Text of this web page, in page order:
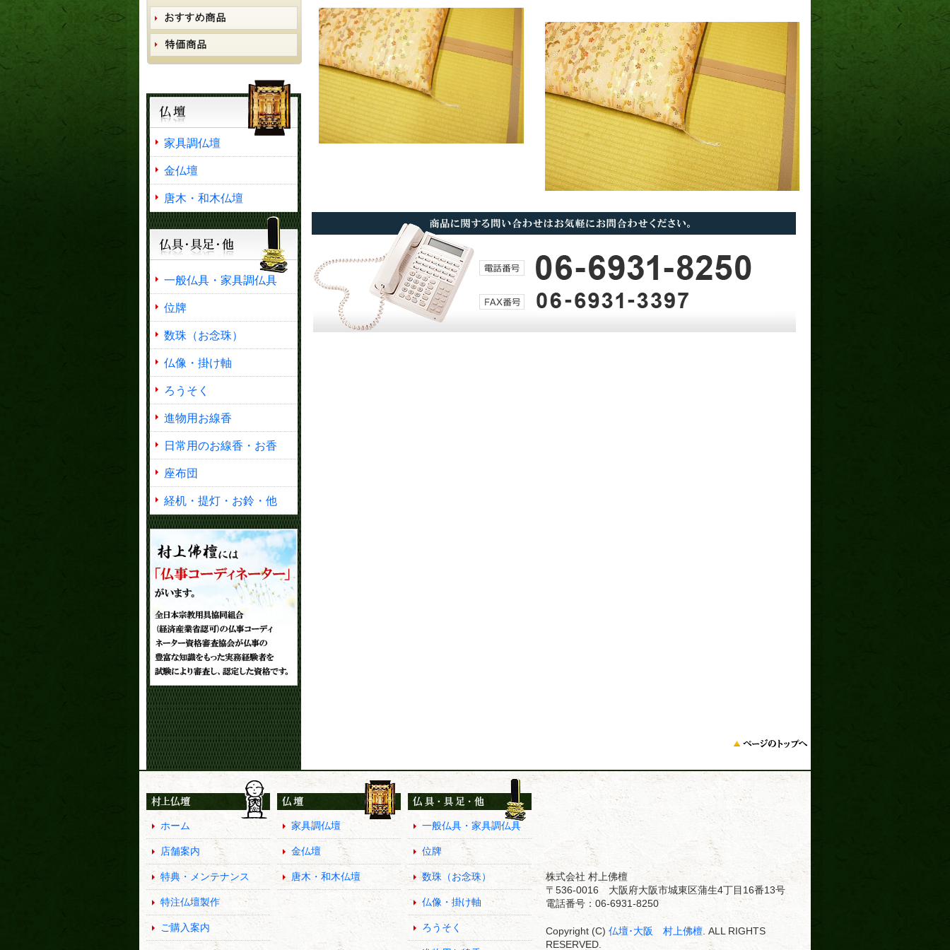
家具調仏壇
金仏壇
唐木・和木仏壇
一般仏具・家具調仏具
位牌
数珠（お念珠）
仏像・掛け軸
ろうそく
進物用お線香
日常用のお線香・お香
座布団
経机・提灯・お鈴・他
ホーム
店舗案内
特典・メンテナンス
特注仏壇製作
ご購入案内
家具調仏壇
金仏壇
唐木・和木仏壇
一般仏具・家具調仏具
位牌
数珠（お念珠）
仏像・掛け軸
ろうそく
株式会社 村上佛檀
〒536-0016 大阪府大阪市城東区蒲生4丁目16番13号
電話番号：06-6931-8250
Copyright (C) 仏壇･大阪 村上佛檀 . ALL RIGHTS
RESERVED.